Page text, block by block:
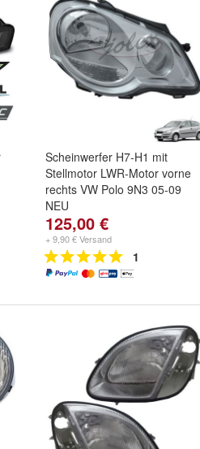
Scheinwerfer H7-H1 mit
Stellmotor LWR-Motor vorne
rechts VW Polo 9N3 05-09
NEU
125,00 €
+ 9,90 € Versand
1